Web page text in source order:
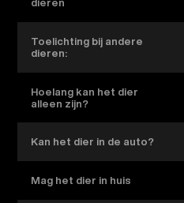
dieren
Toelichting bij andere
dieren:
Hoelang kan het dier
alleen zijn?
Kan het dier in de auto?
Mag het dier in huis